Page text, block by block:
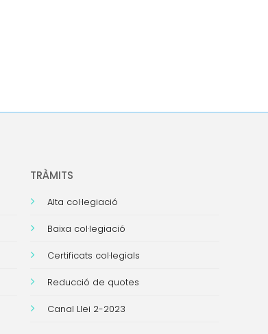
TRÀMITS
Alta col·legiació
Baixa col·legiació
Certificats col·legials
Reducció de quotes
Canal Llei 2-2023